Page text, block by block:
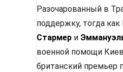
Разочарованный в
поддержку, тогда
Стармер и
военной помощи
британский премьер